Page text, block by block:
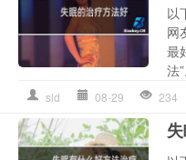
以
网
最
法
sld 08-29 234